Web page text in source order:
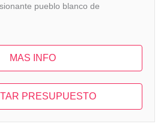
pueblo blanco de
MAS INFO
PRESUPUESTO